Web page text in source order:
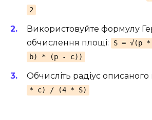
2
Використовуйте формулу
обчислення площі:
S = √(p
b) * (p - c))
Обчисліть радіус описаного
* c) / (4 * S)